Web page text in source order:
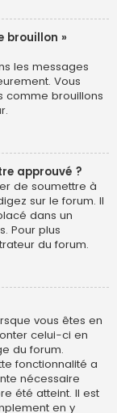
brouillon »
les messages
Vous
comme brouillons
approuvé ?
de soumettre à
sur le forum. Il
dans un
Pour plus
du forum.
vous êtes en
celui-ci en
du forum.
fonctionnalité a
nécessaire
été atteint. Il est
en y